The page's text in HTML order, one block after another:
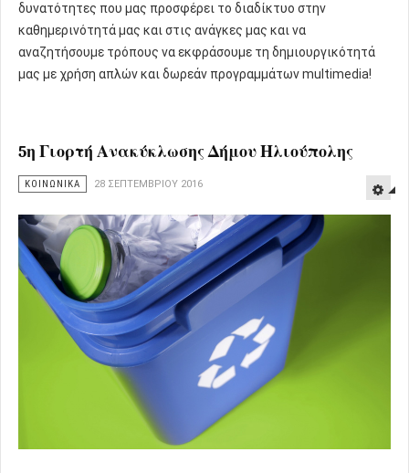
δυνατότητες που μας προσφέρει το διαδίκτυο στην
καθημερινότητά μας και στις ανάγκες μας και να
αναζητήσουμε τρόπους να εκφράσουμε τη δημιουργικότητά
μας με χρήση απλών και δωρεάν προγραμμάτων multimedia!
5η Γιορτή Ανακύκλωσης Δήμου Ηλιούπολης
ΚΟΙΝΩΝΙΚΑ 28 ΣΕΠΤΕΜΒΡΊΟΥ 2016